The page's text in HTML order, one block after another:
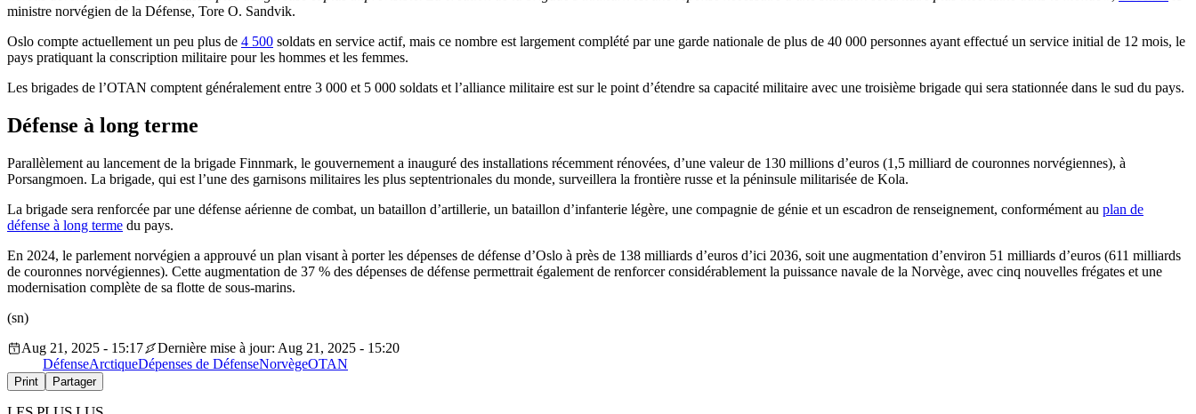
ministre norvégien de la Défense, Tore O. Sandvik.
Oslo compte actuellement un peu plus de 4 500 soldats en service actif, mais ce nombre est largement complété par une garde nationale de plus de 40 000 personnes ayant effectué un service initial de 12 mois, le
pays pratiquant la conscription militaire pour les hommes et les femmes.
Les brigades de l’OTAN comptent généralement entre 3 000 et 5 000 soldats et l’alliance militaire est sur le point d’étendre sa capacité militaire avec une troisième brigade qui sera stationnée dans le sud du pays.
Défense à long terme
Parallèlement au lancement de la brigade Finnmark, le gouvernement a inauguré des installations récemment rénovées, d’une valeur de 130 millions d’euros (1,5 milliard de couronnes norvégiennes), à
Porsangmoen. La brigade, qui est l’une des garnisons militaires les plus septentrionales du monde, surveillera la frontière russe et la péninsule militarisée de Kola.
La brigade sera renforcée par une défense aérienne de combat, un bataillon d’artillerie, un bataillon d’infanterie légère, une compagnie de génie et un escadron de renseignement, conformément au plan de
défense à long terme du pays.
En 2024, le parlement norvégien a approuvé un plan visant à porter les dépenses de défense d’Oslo à près de 138 milliards d’euros d’ici 2036, soit une augmentation d’environ 51 milliards d’euros (611 milliards
de couronnes norvégiennes). Cette augmentation de 37 % des dépenses de défense permettrait également de renforcer considérablement la puissance navale de la Norvège, avec cinq nouvelles frégates et une
modernisation complète de sa flotte de sous-marins.
(sn)
Aug 21, 2025 - 15:17
Dernière mise à jour: Aug 21, 2025 - 15:20
DéfenseArctiqueDépenses de DéfenseNorvègeOTAN
Print Partager